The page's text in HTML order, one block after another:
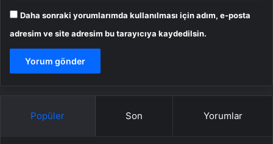
Daha sonraki yorumlarımda kullanılması için adım, e-posta
adresim ve site adresim bu tarayıcıya kaydedilsin.
Popüler Son Yorumlar